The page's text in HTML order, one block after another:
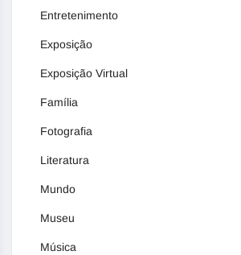
Entretenimento
Exposição
Exposição Virtual
Família
Fotografia
Literatura
Mundo
Museu
Música